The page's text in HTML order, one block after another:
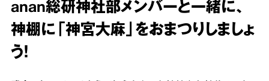
anan総研神社部メンバーと一緒に、
神棚に「神宮大麻」をおまつりしましょ
う！